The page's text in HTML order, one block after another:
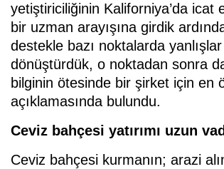
yetiştiriciliğinin Kaliforniya’da
bir uzman arayışına girdik
destekle bazı noktalarda
dönüştürdük, o noktadan sonra
bilginin ötesinde bir şirket için en
açıklamasında bulundu.
Ceviz bahçesi yatırımı uzun
Ceviz bahçesi kurmanın; arazi